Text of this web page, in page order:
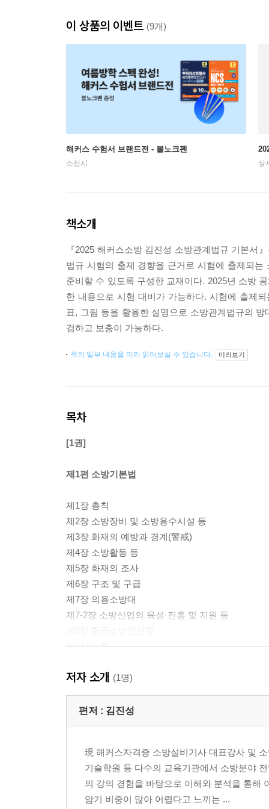
이 상품의 이벤트 (9개)
해커스 수험서 브랜드전 - 볼노크펜
소진시 상시
책소개
『2025 해커스소방 김진성 소방관계법규 기본서
법규 시험의 출제 경향을 근거로 시험에 출제되
준비할 수 있도록 구성한 교재이다. 2025년 소방
한 내용으로 시험 대비가 가능하다. 시험에 출제
표, 그림 등을 활용한 설명으로 소방관계법규의
검하고 보충이 가능하다.
책의 일부 내용을 미리 읽어보실 수 있습니다. 미리보기
목차
[1권]
제1편 소방기본법
제1장 총칙
제2장 소방장비 및 소방용수시설 등
제3장 화재의 예방과 경계(警戒)
제4장 소방활동 등
제5장 화재의 조사
제6장 구조 및 구급
제7장 의용소방대
제7-2장 소방산업의 육성·진흥 및 지원 등
제9장 보칙
시행령 별표
시행규칙 별표
제1장 총칙
제2장 화재조사의 실시 등
제3장 화재조사 결과의 공표 등
제4장 화재조사 기반구축
저자 소개 (1명)
편저 : 김진성
現 해커스자격증 소방설비기사 대표강사 및
기술학원 등 다수의 교육기관에서 소방분야
의 강의 경험을 바탕으로 이해와 분석을 통해
암기 비중이 많아 어렵다고 느끼는 ...